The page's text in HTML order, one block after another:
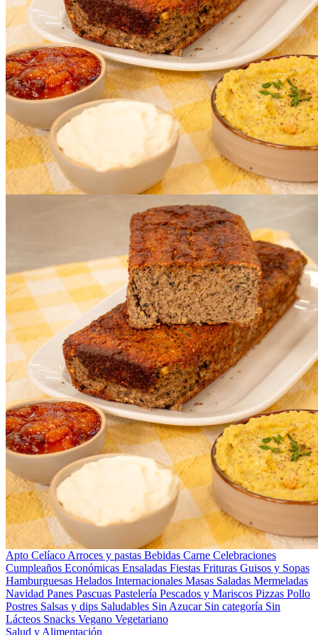
Apto Celíaco Arroces y pastas Bebidas Carne Celebraciones
Cumpleaños Económicas Ensaladas Fiestas Frituras Guisos y Sopas
Hamburguesas Helados Internacionales Masas Saladas Mermeladas
Navidad Panes Pascuas Pastelería Pescados y Mariscos Pizzas Pollo
Postres Salsas y dips Saludables Sin Azucar Sin categoría Sin
Lácteos Snacks Vegano Vegetariano
Salud y Alimentación